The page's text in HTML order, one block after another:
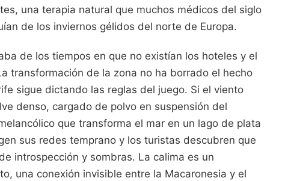
una terapia natural que muchos médicos del siglo
de los inviernos gélidos del norte de Europa.
de los tiempos en que no existían los hoteles y el
transformación de la zona no ha borrado el hecho
sigue dictando las reglas del juego. Si el viento
denso, cargado de polvo en suspensión del
que transforma el mar en un lago de plata
sus redes temprano y los turistas descubren que
introspección y sombras. La calima es un
una conexión invisible entre la Macaronesia y el